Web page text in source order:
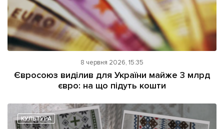
8 червня 2026, 15:35
Євросоюз виділив для України майже 3 млрд
євро: на що підуть кошти
КУЛЬТУРА